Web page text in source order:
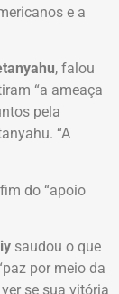
e a
, falou
“a ameaça
pela
“A
do “apoio
saudou o que
por meio da
se sua vitória